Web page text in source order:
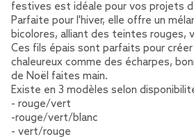
festives est idéale pour vos projets
Parfaite pour l'hiver, elle offre un
bicolores, alliant des teintes rouges,
Ces fils épais sont parfaits pour
chaleureux comme des écharpes,
de Noël faites main.
Existe en 3 modèles selon
- rouge/vert
-rouge/vert/blanc
- vert/rouge